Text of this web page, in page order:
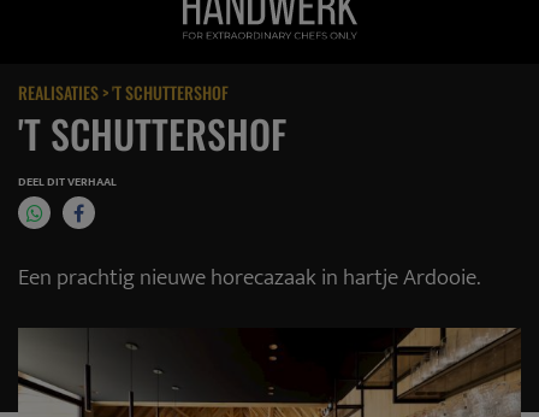
REALISATIES> 'T SCHUTTERSHOF
'T SCHUTTERSHOF
DEEL DIT VERHAAL
Een prachtig nieuwe horecazaak in hartje Ardooie.